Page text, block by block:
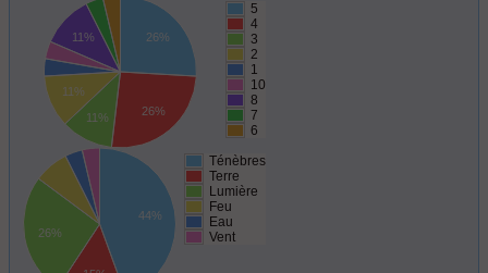
5
4
3
2
1
10
8
7
6
26%
26%
11%
11%
11%
Ténèbres
Terre
Lumière
Feu
Eau
Vent
44%
26%